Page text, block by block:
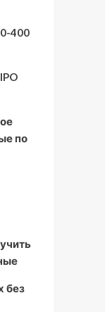
400
по
без